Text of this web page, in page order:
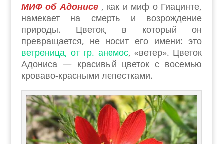
МИФ об Адонисе, как и миф о Гиацинте,
намекает на смерть и возрождение
природы. Цветок, в который он
превращается, не носит его имени: это
ветреница, от гр. анемос, «ветер». Цветок
Адониса — красивый цветок с восемью
кроваво-красными лепестками.